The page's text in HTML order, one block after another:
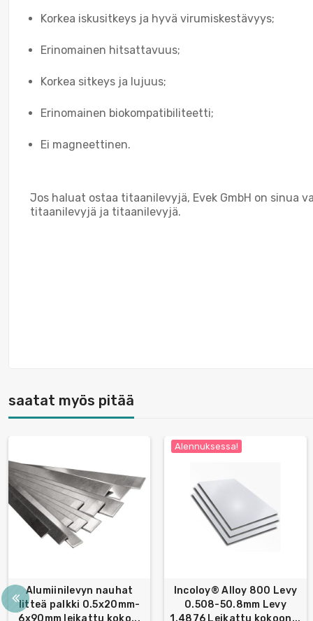
Korkea iskusitkeys ja hyvä virumiskestävyys;
Erinomainen hitsattavuus;
Korkea sitkeys ja lujuus;
Erinomainen biokompatibiliteetti;
Ei magneettinen.
Jos haluat ostaa titaanilevyjä, Evek GmbH on sinua
titaanilevyjä ja titaanilevyjä.
saatat myös pitää
Alumiinilevyn nauhat
litteä palkki 0.5x20mm-
Alennuksessa!
Incoloy® Alloy 800 Levy
0.508-50.8mm Levy